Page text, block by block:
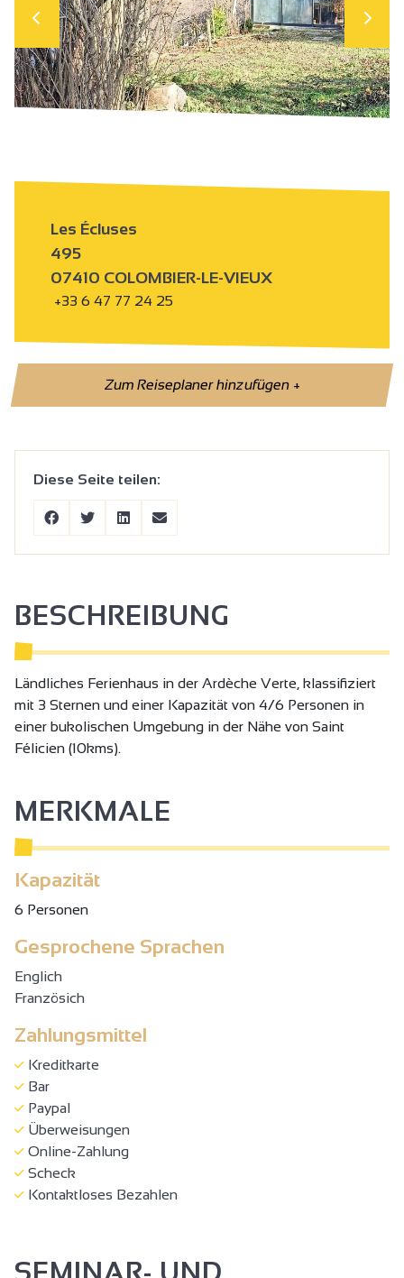
Les Écluses
495
07410 COLOMBIER-LE-VIEUX
+33 6 47 77 24 25
Zum Reiseplaner hinzufügen+
Diese Seite teilen:
BESCHREIBUNG
Ländliches Ferienhaus in der Ardèche Verte, klassifiziert
mit 3 Sternen und einer Kapazität von 4/6 Personen in
einer bukolischen Umgebung in der Nähe von Saint
Félicien (10kms).
MERKMALE
Kapazität
6 Personen
Gesprochene Sprachen
Englich
Französich
Zahlungsmittel
Kreditkarte
Bar
Paypal
Überweisungen
Online-Zahlung
Scheck
Kontaktloses Bezahlen
SEMINAR- UND